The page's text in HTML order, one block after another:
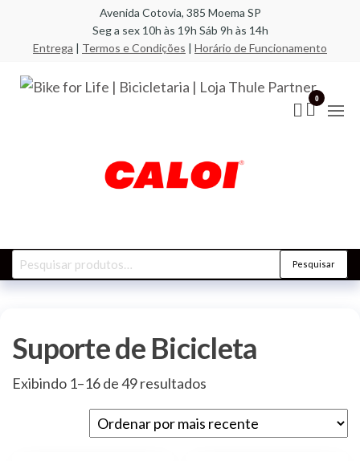
conteúdo
Avenida Cotovia, 385 Moema SP
Seg a sex 10h às 19h Sáb 9h às 14h
Entrega | Termos e Condições | Horário de Funcionamento
em
0
Pesquisar
por:
Pesquisar
Suporte de Bicicleta
Exibindo 1–16 de 49 resultados
by
latest